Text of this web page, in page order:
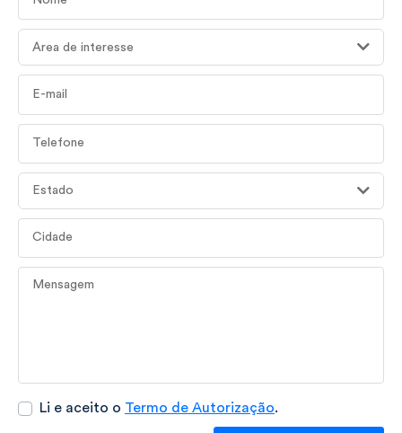
Área de interesse
Estado
Li e aceito o Termo de Autorização.